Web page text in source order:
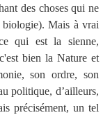
des choses qui ne
biologie). Mais à vrai
qui est la sienne,
bien la Nature et
son ordre, son
politique, d’ailleurs,
précisément, un tel